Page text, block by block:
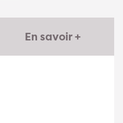
En savoir +